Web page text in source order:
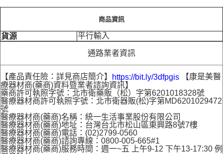
商品資訊
貨源 平行輸入
通路業者資訊
【產品責任險：詳見商店簡介】 https://bit.ly/3dfpgis 【康是美醫
療器材商(藥商)資料暨業者諮詢資訊】
藥商許可執照字號：北市衛藥販（松）字第6201018328號
醫療器材商許可執照字號：北市衛器販(松)字第MD6201029472
號
醫療器材商(藥商)名稱：統一生活事業股份有限公司
醫療器材商(藥商)地址：台灣台北市松山區東興路8號7樓
醫療器材商(藥商)電話：(02)2799-0560
醫療器材商(藥商)諮詢專線：0800-005-665#1
醫療器材商(藥商)服務時間：週一~五 上午9-12 下午13-17:30 例